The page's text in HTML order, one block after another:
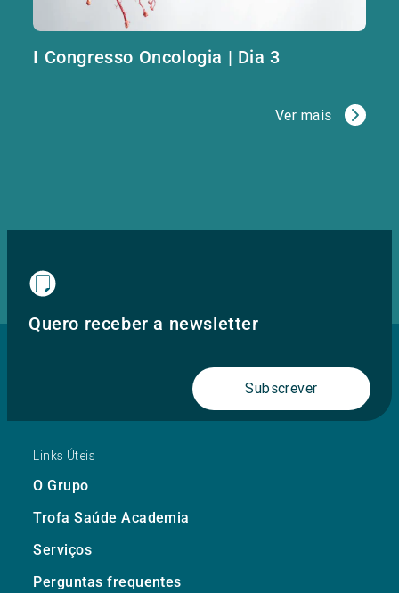
I Congresso Oncologia | Dia 3
Ver mais
Quero receber a newsletter
Subscrever
Links Úteis
O Grupo
Trofa Saúde Academia
Serviços
Perguntas frequentes